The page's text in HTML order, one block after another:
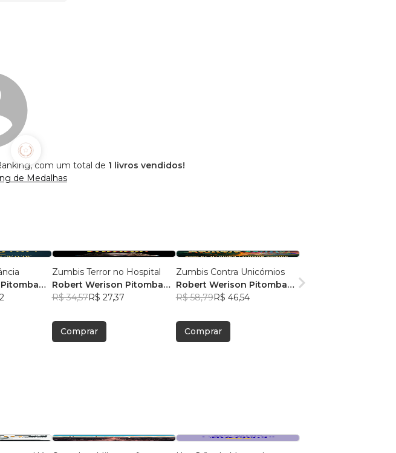
com um total de 1 livros vendidos!
de Medalhas
Zumbis Terror no Hospital
Robert Werison Pitomba
Junior
R$ 34,57R$ 27,37
Comprar
Zumbis Contra Unicórnios
Robert Werison Pitomba
Junior
R$ 58,79R$ 46,54
Comprar